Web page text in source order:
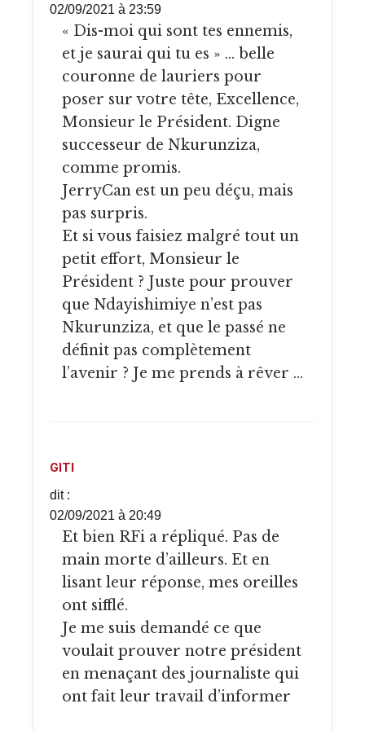
02/09/2021 à 23:59
« Dis-moi qui sont tes ennemis,
et je saurai qui tu es » … belle
couronne de lauriers pour
poser sur votre tête, Excellence,
Monsieur le Président. Digne
successeur de Nkurunziza,
comme promis.
JerryCan est un peu déçu, mais
pas surpris.
Et si vous faisiez malgré tout un
petit effort, Monsieur le
Président ? Juste pour prouver
que Ndayishimiye n’est pas
Nkurunziza, et que le passé ne
définit pas complètement
l’avenir ? Je me prends à rêver …
GITI
dit :
02/09/2021 à 20:49
Et bien RFi a répliqué. Pas de
main morte d’ailleurs. Et en
lisant leur réponse, mes oreilles
ont sifflé.
Je me suis demandé ce que
voulait prouver notre président
en menaçant des journaliste qui
ont fait leur travail d’informer